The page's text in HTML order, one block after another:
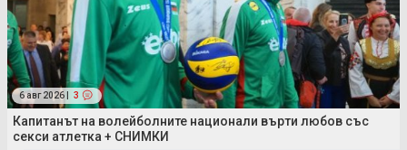
6 авг 2026 | 3
Капитанът на волейболните национали върти любов със
секси атлетка + СНИМКИ